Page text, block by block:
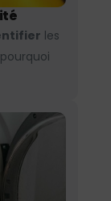
les